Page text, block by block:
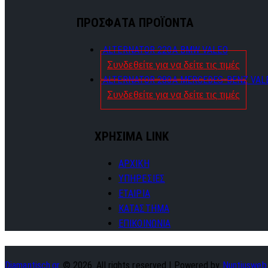
ΠΡΟΣΦΑΤΑ ΠΡΟΪΟΝΤΑ
ALTERNATOR 220A BMW VALEO
Συνδεθείτε για να δείτε τις τιμές
ALTERNATOR 280A MERCEDES-BENZ
Συνδεθείτε για να δείτε τις τιμές
ΧΡΗΣΙΜΑ LINK
ΑΡΧΙΚΗ
ΥΠΗΡΕΣΙΕΣ
ΕΤΑΙΡΙΑ
ΚΑΤΑΣΤΗΜΑ
ΕΠΙΚΟΙΝΩΝΙΑ
Diamantisch.gr © 2026. All rights reserved | Powered by Nuntiusweb